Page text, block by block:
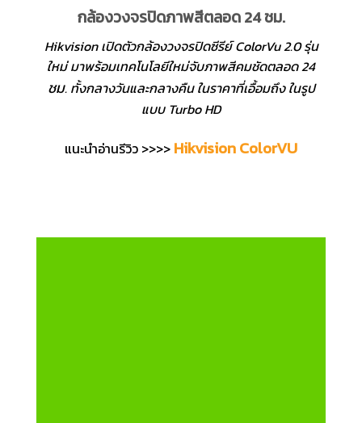
กล้องวงจรปิดภาพสีตลอด 24 ชม.
Hikvision เปิดตัวกล้องวงจรปิดซีรีย์ ColorVu 2.0 รุ่น
ใหม่ มาพร้อมเทคโนโลยีใหม่จับภาพสีคมชัดตลอด 24
ชม. ทั้งกลางวันและกลางคืน ในราคาที่เอื้อมถึง ในรูป
แบบ Turbo HD
แนะนำอ่านรีวิว >>>> Hikvision ColorVU